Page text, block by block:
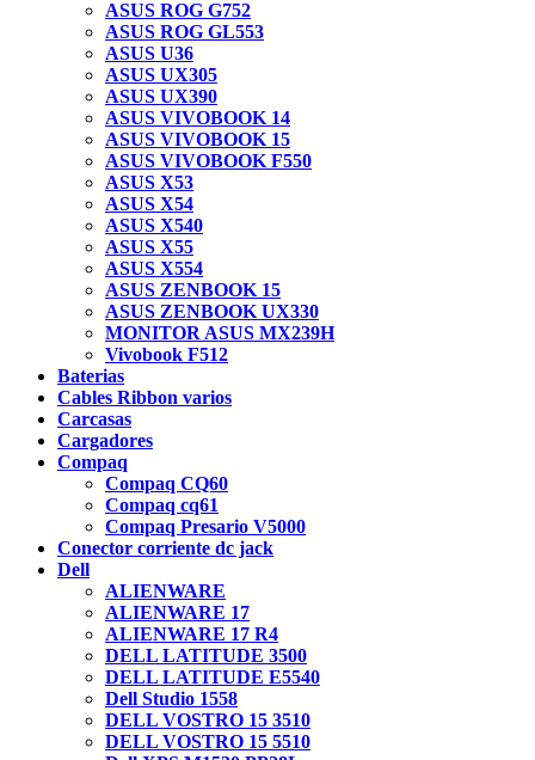
ASUS ROG G752
ASUS ROG GL553
ASUS U36
ASUS UX305
ASUS UX390
ASUS VIVOBOOK 14
ASUS VIVOBOOK 15
ASUS VIVOBOOK F550
ASUS X53
ASUS X54
ASUS X540
ASUS X55
ASUS X554
ASUS ZENBOOK 15
ASUS ZENBOOK UX330
MONITOR ASUS MX239H
Vivobook F512
Baterias
Cables Ribbon varios
Carcasas
Cargadores
Compaq
Compaq CQ60
Compaq cq61
Compaq Presario V5000
Conector corriente dc jack
Dell
ALIENWARE
ALIENWARE 17
ALIENWARE 17 R4
DELL LATITUDE 3500
DELL LATITUDE E5540
Dell Studio 1558
DELL VOSTRO 15 3510
DELL VOSTRO 15 5510